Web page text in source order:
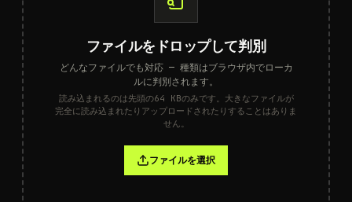
ファイルをドロップして判別
どんなファイルでも対応 — 種類はブラウザ内でローカ
ルに判別されます。
読み込まれるのは先頭の64 KBのみです。大きなファイルが
完全に読み込まれたりアップロードされたりすることはありま
せん。
ファイルを選択